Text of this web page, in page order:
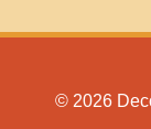
© 2026